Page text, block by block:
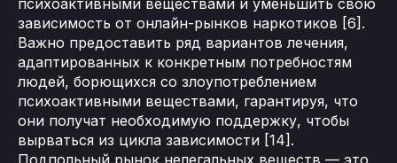
психоактивными веществами и уменьшить свою
зависимость от онлайн-рынков наркотиков [6].
Важно предоставить ряд вариантов лечения,
адаптированных к конкретным потребностям
людей, борющихся со злоупотреблением
психоактивными веществами, гарантируя, что
они получат необходимую поддержку, чтобы
вырваться из цикла зависимости [14].